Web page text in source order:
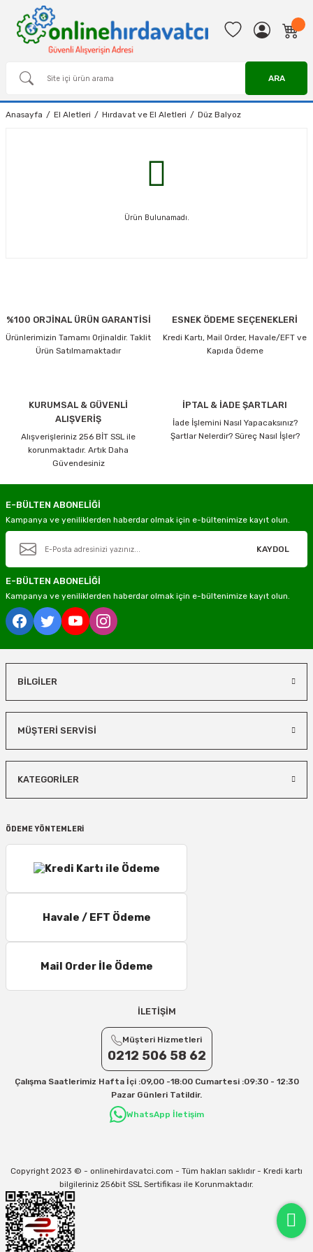
ARA
Anasayfa El Aletleri Hırdavat ve El Aletleri Düz Balyoz
Ürün Bulunamadı.
%100 ORJİNAL ÜRÜN GARANTİSİ
Ürünlerimizin Tamamı Orjinaldir. Taklit
Ürün Satılmamaktadır
ESNEK ÖDEME SEÇENEKLERİ
Kredi Kartı, Mail Order, Havale/EFT ve
Kapıda Ödeme
KURUMSAL & GÜVENLİ
ALIŞVERİŞ
Alışverişleriniz 256 BİT SSL ile
korunmaktadır. Artık Daha
Güvendesiniz
İPTAL & İADE ŞARTLARI
İade İşlemini Nasıl Yapacaksınız?
Şartlar Nelerdir? Süreç Nasıl İşler?
E-BÜLTEN ABONELİĞİ
Kampanya ve yeniliklerden haberdar olmak için e-bültenimize kayıt olun.
KAYDOL
E-BÜLTEN ABONELİĞİ
Kampanya ve yeniliklerden haberdar olmak için e-bültenimize kayıt olun.
BİLGİLER
MÜŞTERİ SERVİSİ
KATEGORİLER
ÖDEME YÖNTEMLERİ
Havale / EFT Ödeme
Mail Order İle Ödeme
İLETİŞİM
Müşteri Hizmetleri
0212 506 58 62
Çalışma Saatlerimiz Hafta İçi :09,00 -18:00 Cumartesi :09:30 - 12:30
Pazar Günleri Tatildir.
WhatsApp İletişim
Copyright 2023 © - onlinehirdavatci.com - Tüm hakları saklıdır - Kredi kartı
bilgileriniz 256bit SSL Sertifikası ile Korunmaktadır.